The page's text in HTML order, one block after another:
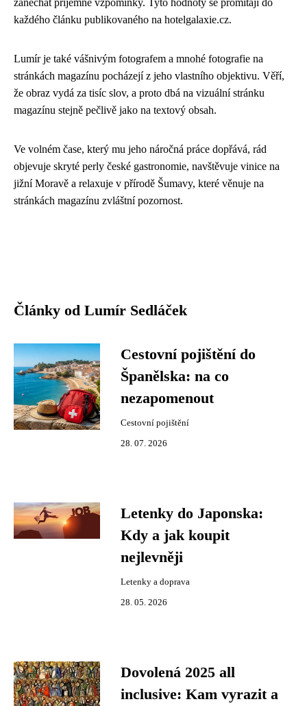
zanechat příjemné vzpomínky. Tyto hodnoty se promítají do
každého článku publikovaného na hotelgalaxie.cz.
Lumír je také vášnivým fotografem a mnohé fotografie na
stránkách magazínu pocházejí z jeho vlastního objektivu. Věří,
že obraz vydá za tisíc slov, a proto dbá na vizuální stránku
magazínu stejně pečlivě jako na textový obsah.
Ve volném čase, který mu jeho náročná práce dopřává, rád
objevuje skryté perly české gastronomie, navštěvuje vinice na
jižní Moravě a relaxuje v přírodě Šumavy, které věnuje na
stránkách magazínu zvláštní pozornost.
Články od Lumír Sedláček
Cestovní pojištění do
Španělska: na co
nezapomenout
Cestovní pojištění
28. 07. 2026
Letenky do Japonska:
Kdy a jak koupit
nejlevněji
Letenky a doprava
28. 05. 2026
Dovolená 2025 all
inclusive: Kam vyrazit a